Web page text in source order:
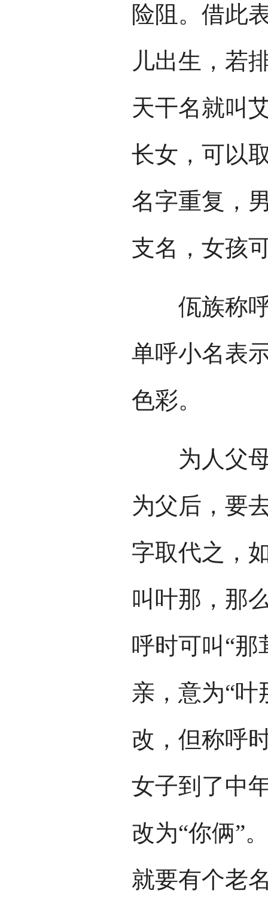
险阻。借此
儿出生，若
天干名就叫
长女，可以
名字重复，
支名，女孩
佤族称呼
单呼小名表
色彩。
为人父母
为父后，要
字取代之，
叫叶那，那
呼时可叫“那
亲，意为“
改，但称呼
女子到了中
改为“你俩”
就要有个老